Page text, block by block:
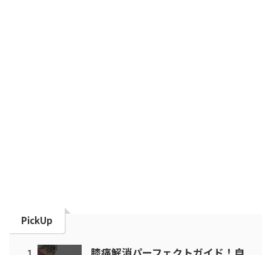
PickUp
1